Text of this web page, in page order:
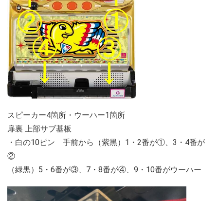
スピーカー4箇所・ウーハー1箇所
扉裏 上部サブ基板
・白の10ピン 手前から（紫黒）1・2番が①、3・4番が
②
（緑黒）5・6番が③、7・8番が④、9・10番がウーハー